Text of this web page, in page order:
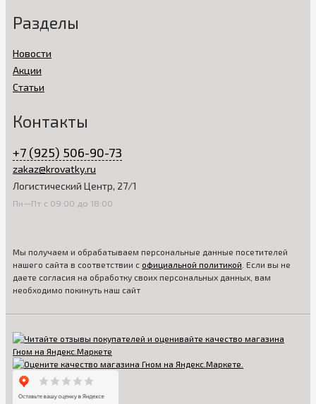
Разделы
Новости
Акции
Статьи
Контакты
+7 (925) 506-90-73
zakaz@krovatky.ru
Логистический Центр, 27/1
Пн—Пт с 09:00 до 18:00
Мы получаем и обрабатываем персональные данные посетителей
нашего сайта в соответствии с официальной политикой . Если вы не
даете согласия на обработку своих персональных данных, вам
необходимо покинуть наш сайт